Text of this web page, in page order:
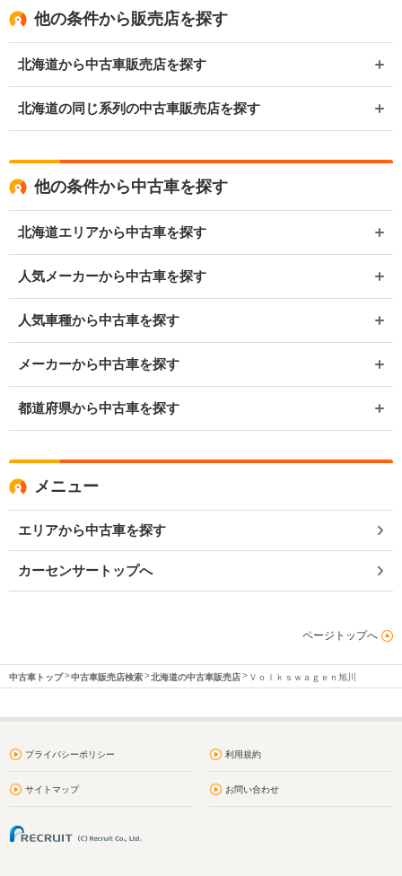
他の条件から販売店を探す
北海道から中古車販売店を探す
北海道の同じ系列の中古車販売店を探す
他の条件から中古車を探す
北海道エリアから中古車を探す
人気メーカーから中古車を探す
人気車種から中古車を探す
メーカーから中古車を探す
都道府県から中古車を探す
メニュー
エリアから中古車を探す
カーセンサートップへ
ページトップへ
中古車トップ 中古車販売店検索 北海道の中古車販売店 Ｖｏｌｋｓｗａｇｅｎ旭川
プライバシーポリシー 利用規約
サイトマップ お問い合わせ